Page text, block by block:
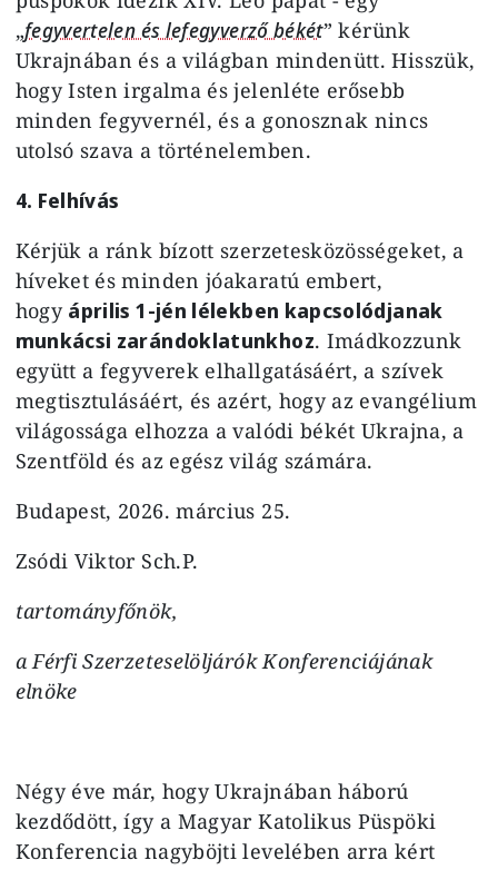
„fegyvertelen és lefegyverző békét” kérünk
Ukrajnában és a világban mindenütt. Hisszük,
hogy Isten irgalma és jelenléte erősebb
minden fegyvernél, és a gonosznak nincs
utolsó szava a történelemben.
4. Felhívás
Kérjük a ránk bízott szerzetesközösségeket, a
híveket és minden jóakaratú embert,
hogy április 1-jén lélekben kapcsolódjanak
munkácsi zarándoklatunkhoz. Imádkozzunk
együtt a fegyverek elhallgatásáért, a szívek
megtisztulásáért, és azért, hogy az evangélium
világossága elhozza a valódi békét Ukrajna, a
Szentföld és az egész világ számára.
Budapest, 2026. március 25.
Zsódi Viktor Sch.P.
tartományfőnök,
a Férfi Szerzeteselöljárók Konferenciájának
elnöke
Négy éve már, hogy Ukrajnában háború
kezdődött, így a Magyar Katolikus Püspöki
Konferencia nagyböjti levelében arra kért